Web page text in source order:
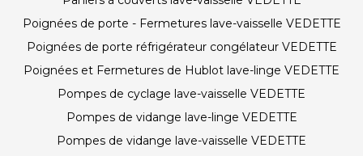
Poignées de porte - Fermetures lave-vaisselle VEDETTE
Poignées de porte réfrigérateur congélateur VEDETTE
Poignées et Fermetures de Hublot lave-linge VEDETTE
Pompes de cyclage lave-vaisselle VEDETTE
Pompes de vidange lave-linge VEDETTE
Pompes de vidange lave-vaisselle VEDETTE